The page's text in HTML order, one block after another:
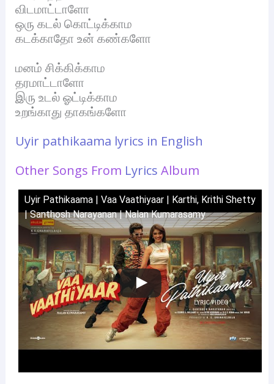
விடமாட்டாளோ
ஒரு கடல் கொட்டிக்காம
கடக்காதோ உன் கண்களோ
மனம் சிக்கிக்காம
தரமாட்டாளோ
இரு உடல் ஓட்டிக்காம
உறங்காது தாகங்களோ
Uyir pathikaama lyrics in English
Other Songs From Lyrics Album
Uyir Pathikaama | Vaa Vaathiyaar | Karthi, Krithi Shetty
| Santhosh Narayanan | Nalan Kumarasamy